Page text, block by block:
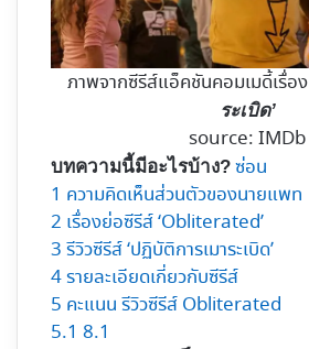
ภาพจากซีรีส์แอ็คชันคอมเมดี้เรื่อง
ระเบิด’
source: IMDb
บทความนี้มีอะไรบ้าง? ซ่อน
1 ความคิดเห็นส่วนตัวของนายแพท
2 เรื่องย่อซีรีส์ ‘Obliterated’
3 รีวิวซีรีส์ ‘ปฏิบัติการเมาระเบิด’
4รายละเอียดเกี่ยวกับซีรีส์
5 คะแนน รีวิวซีรีส์ Obliterated
5.1 8.1